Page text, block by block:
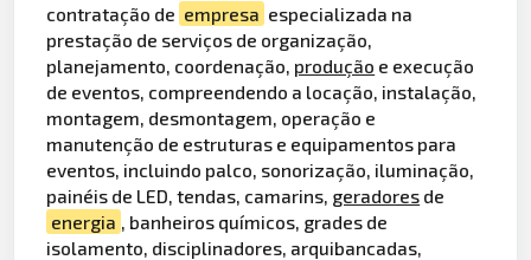
contratação de empresa especializada na
prestação de serviços de organização,
planejamento, coordenação, produção e execução
de eventos, compreendendo a locação, instalação,
montagem, desmontagem, operação e
manutenção de estruturas e equipamentos para
eventos, incluindo palco, sonorização, iluminação,
painéis de LED, tendas, camarins, geradores de
energia , banheiros químicos, grades de
isolamento, disciplinadores, arquibancadas,